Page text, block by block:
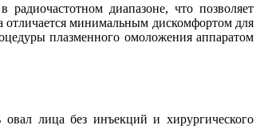
диапазоне, что позволяет
отличается минимальным дискомфортом для
плазменного омоложения аппаратом
лица без инъекций и хирургического